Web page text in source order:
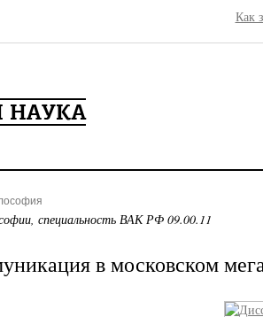
Как
специальность ВАК РФ 09.00.11
в московском